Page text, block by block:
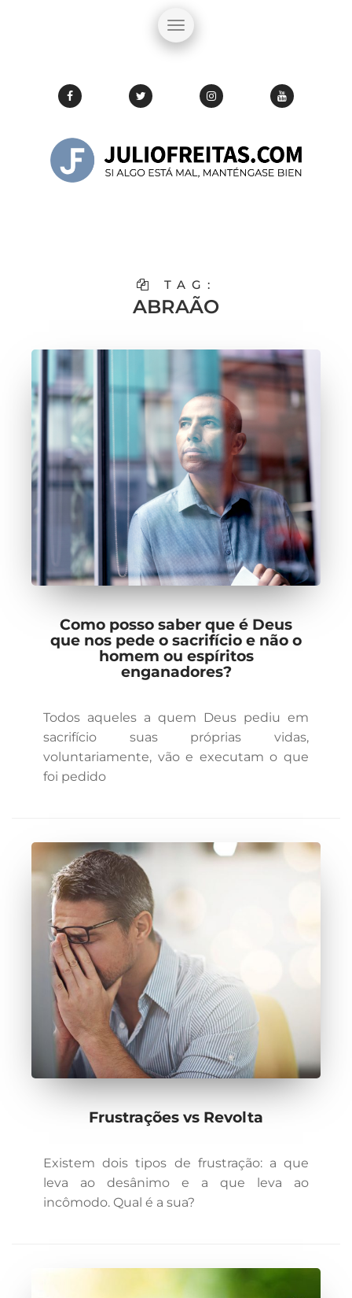
TAG:
ABRAÃO
Como posso saber que é Deus
que nos pede o sacrifício e não o
homem ou espíritos
enganadores?
Todos aqueles a quem Deus pediu em
sacrifício suas próprias vidas,
voluntariamente, vão e executam o que
foi pedido
Frustrações vs Revolta
Existem dois tipos de frustração: a que
leva ao desânimo e a que leva ao
incômodo. Qual é a sua?